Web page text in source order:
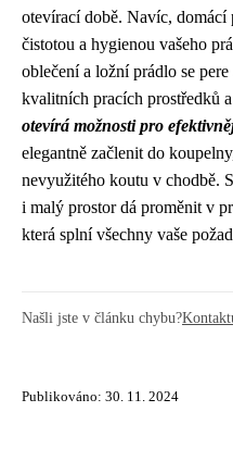
otevírací době. Navíc, domácí
čistotou a hygienou vašeho
oblečení a ložní prádlo se
kvalitních pracích prostředků
otevírá možnosti pro
elegantně začlenit do
nevyužitého koutu v chodbě.
i malý prostor dá proměnit v
která splní všechny vaše
Našli jste v článku chybu?
Publikováno: 30. 11. 2024